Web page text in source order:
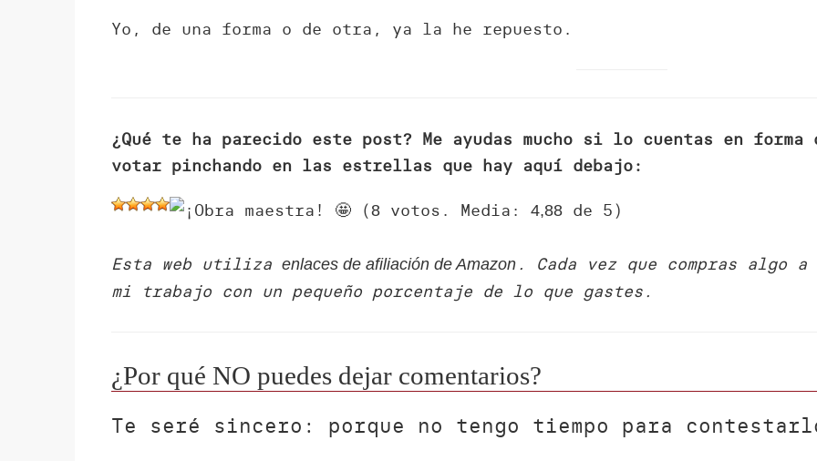
Yo, de una forma o de otra, ya la he repuesto.
¿Qué te ha parecido este post? Me ayudas mucho si lo cuentas en
votar pinchando en las estrellas que hay aquí debajo:
(8 votos. Media:4,88 de 5)
Esta web utilizaenlaces de afiliación de Amazon . Cada vez que compras algo
mi trabajo con un pequeño porcentaje de lo que gastes.
¿Por qué NO puedes dejar comentarios?
Te seré sincero: porque no tengo tiempo para